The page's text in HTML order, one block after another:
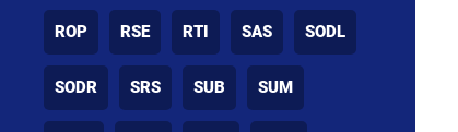
ROP RSE RTI SAS SODL
SODR SRS SUB SUM